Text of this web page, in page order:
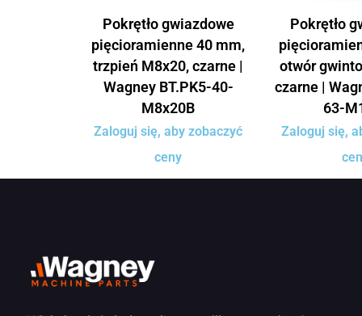
Pokrętło gwiazdowe
pięcioramienne 40 mm,
trzpień M8x20, czarne |
Wagney BT.PK5-40-
M8x20B
Zaloguj się, aby zobaczyć
ceny
Pokrętło
otwór
czarne |
63-
Zaloguj się,